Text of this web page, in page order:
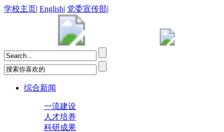
学校主页| English| 党委宣传部|
综合新闻
一流建设
人才培养
科研成果